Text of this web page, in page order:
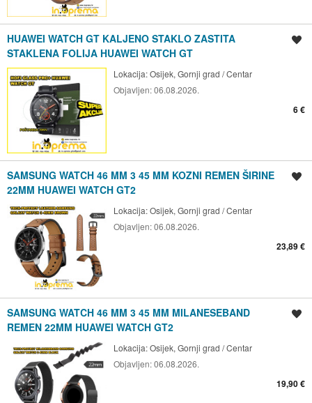
HUAWEI WATCH GT KALJENO STAKLO ZASTITA
STAKLENA FOLIJA HUAWEI WATCH GT
Lokacija:Osijek, Gornji grad / Centar
Objavljen:06.08.2026.
6 €
SAMSUNG WATCH 46 MM 3 45 MM KOZNI REMEN ŠIRINE
22MM HUAWEI WATCH GT2
Lokacija:Osijek, Gornji grad / Centar
Objavljen:06.08.2026.
23,89 €
SAMSUNG WATCH 46 MM 3 45 MM MILANESEBAND
REMEN 22MM HUAWEI WATCH GT2
Lokacija:Osijek, Gornji grad / Centar
Objavljen:06.08.2026.
19,90 €